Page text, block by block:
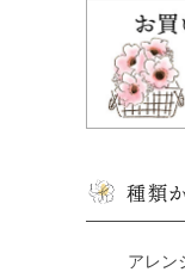
種類
アレン